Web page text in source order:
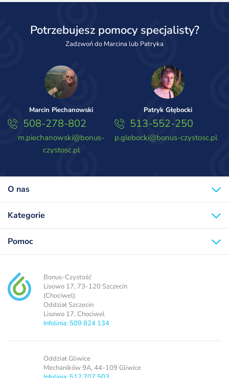
Potrzebujesz pomocy specjalisty?
Zadzwoń do Marcina lub Patryka
Marcin Piechanowski
508-278-802
m.piechanowski@bonus-
czystosc.pl
Patryk Głębocki
513-552-250
p.glebocki@bonus-czystosc.pl
O nas
Kategorie
Pomoc
Bonus-Czystość
Lisowo 17, 73-120 Szczecin
(Chociwel)
Oddział Szczecin
Lisowo 17, Chociwel
Infolinia: 509 824 134
Oddział Gliwice
Mechaników 9A, 44-109 Gliwice